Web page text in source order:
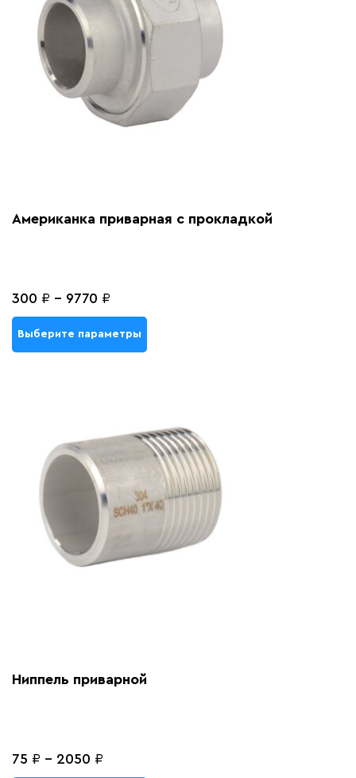
Американка приварная с прокладкой
300 ₽ - 9770 ₽
Выберите параметры
Ниппель приварной
75 ₽ - 2050 ₽